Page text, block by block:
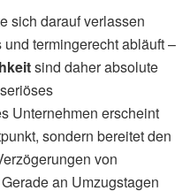
sich darauf verlassen
termingerecht abläuft –
sind daher absolute
Unternehmen erscheint
sondern bereitet den
von
an Umzugstagen